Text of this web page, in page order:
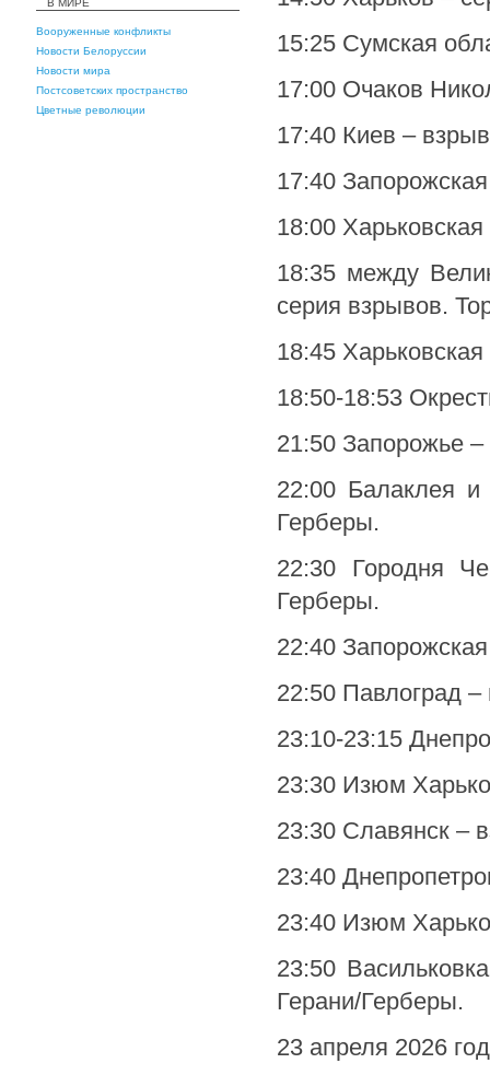
В МИРЕ
Вооруженные конфликты
Новости Белоруссии
Новости мира
Постсоветских пространство
Цветные революции
15:25 Сумская
17:00 Очаков
17:40 Киев –
17:40
18:00
18:35 между
серия взрывов.
18:45
18:50-18:53
21:50 Запорожье
22:00 Балаклея и
Герберы.
22:30 Городня
Герберы.
22:40
22:50 Павлоград
23:10-23:15
23:30 Изюм
23:30 Славянск –
23:40
23:40 Изюм
23:50
Герани/Герберы.
23 апреля 2026